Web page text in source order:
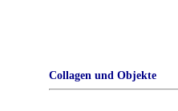
Collagen und Objekte